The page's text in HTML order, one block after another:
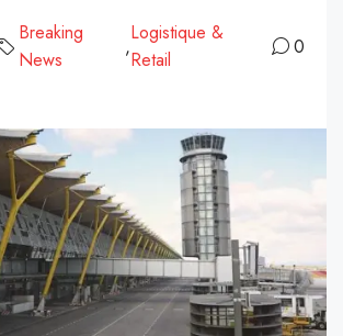
Breaking
News
,
Logistique &
Retail
0